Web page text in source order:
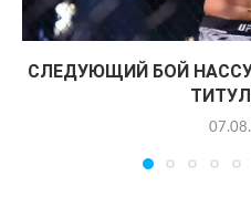
СЛЕДУЮЩИЙ БОЙ